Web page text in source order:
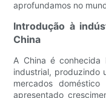
aprofundamos no
Introdução à
China
A China é
industrial, produzindo
mercados
apresentado